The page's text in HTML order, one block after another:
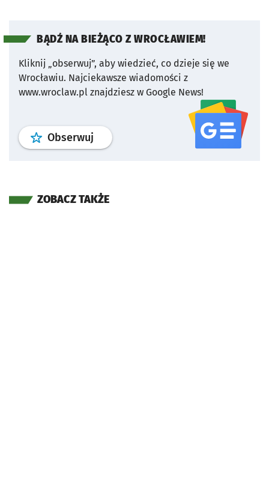
BĄDŹ NA BIEŻĄCO Z WROCŁAWIEM!
Kliknij „obserwuj”, aby wiedzieć, co dzieje się we
Wrocławiu. Najciekawsze wiadomości z
www.wroclaw.pl znajdziesz w Google News!
Obserwuj profil serwisu
ZOBACZ TAKŻE